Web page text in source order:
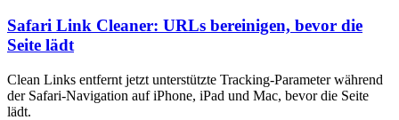
Safari Link Cleaner: URLs bereinigen, bevor die
Seite lädt
Clean Links entfernt jetzt unterstützte Tracking-Parameter während
der Safari-Navigation auf iPhone, iPad und Mac, bevor die Seite
lädt.